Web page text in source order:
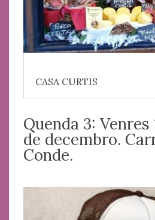
CASA CURTIS
Quenda 3: Venres
de decembro.
Conde.